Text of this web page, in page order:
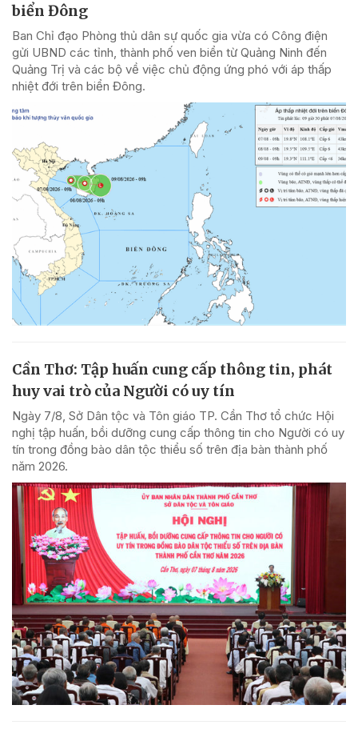
biển Đông
Ban Chỉ đạo Phòng thủ dân sự quốc gia vừa có Công điện
gửi UBND các tỉnh, thành phố ven biển từ Quảng Ninh đến
Quảng Trị và các bộ về việc chủ động ứng phó với áp thấp
nhiệt đới trên biển Đông.
Cần Thơ: Tập huấn cung cấp thông tin, phát
huy vai trò của Người có uy tín
Ngày 7/8, Sở Dân tộc và Tôn giáo TP. Cần Thơ tổ chức Hội
nghị tập huấn, bồi dưỡng cung cấp thông tin cho Người có uy
tín trong đồng bào dân tộc thiểu số trên địa bàn thành phố
năm 2026.